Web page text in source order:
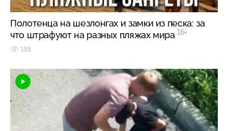
Полотенца на шезлонгах и замки из песка: за
что штрафуют на разных пляжах мира 16+
155